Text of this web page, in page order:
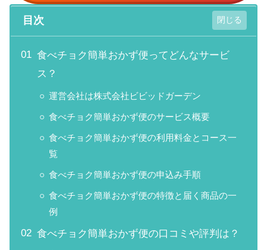
目次
食べチョク簡単おかず便ってどんなサービ
ス？
運営会社は株式会社ビビッドガーデン
食べチョク簡単おかず便のサービス概要
食べチョク簡単おかず便の利用料金とコース一
覧
食べチョク簡単おかず便の申込み手順
食べチョク簡単おかず便の特徴と届く商品の一
例
食べチョク簡単おかず便の口コミや評判は？